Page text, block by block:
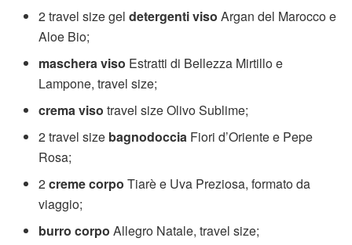
2 travel size geldetergenti viso Argan del Marocco e
Aloe Bio;
maschera viso Estratti di Bellezza Mirtillo e
Lampone, travel size;
crema viso travel size Olivo Sublime;
2 travel size bagnodoccia Fiori d’Oriente e Pepe
Rosa;
2creme corpo Tiarè e Uva Preziosa, formato da
viaggio;
burro corpo Allegro Natale, travel size;